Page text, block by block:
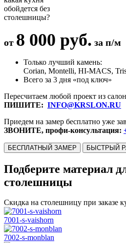
обойдется без
столешницы?
от 8 000 руб. за п/м
Только лучший камень:
Corian, Montelli, HI-MACS,
Всего за 3 дня «под ключ»
Пересчитаем любой проект из
ПИШИТЕ: INFO@KRSLON.RU
Приедем на замер бесплатно уже
ЗВОНИТЕ, профи-консультация:
БЕСПЛАТНЫЙ ЗАМЕР БЫСТРЫЙ
Подберите материал
столешницы
Скидка на столешницу при заказе
7001-s-vaishorn
7002-s-monblan